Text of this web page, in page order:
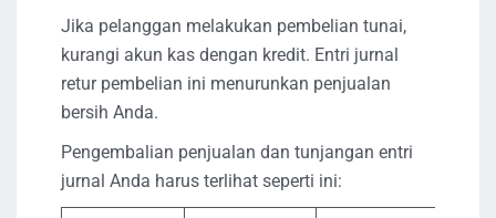
Jika pelanggan melakukan pembelian tunai,
kurangi akun kas dengan kredit. Entri jurnal
retur pembelian ini menurunkan penjualan
bersih Anda.
Pengembalian penjualan dan tunjangan entri
jurnal Anda harus terlihat seperti ini: